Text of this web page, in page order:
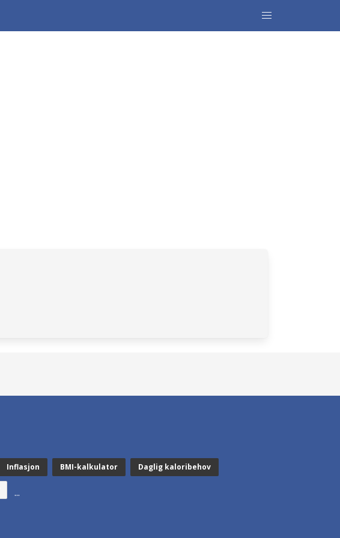
Inflasjon BMI-kalkulator Daglig kaloribehov
...